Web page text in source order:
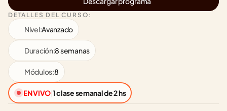
DETALLES DEL CURSO:
Nivel:Avanzado
Duración:8 semanas
Módulos:8
EN VIVO 1 clase semanal de 2 hs